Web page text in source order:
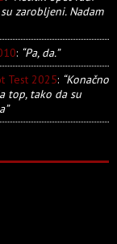
zarobljeni. Nadam
: “Pa, da.”
Test 2025: “Konačno
top, tako da su